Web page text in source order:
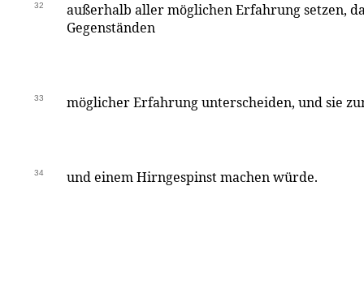
32
außerhalb aller möglichen Erfahrung setzen,
Gegenständen
33 möglicher Erfahrung unterscheiden, und sie
34 und einem Hirngespinst machen würde.